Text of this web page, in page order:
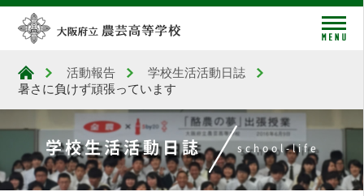
大阪府立農芸高等学校
活動報告
学校生活活動日誌
暑さに負けず頑張っています
学校生活活動日誌 school-life